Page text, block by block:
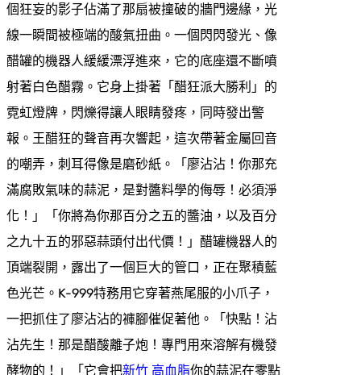
個狂妄的影子佔滿了那扇被撞破的牆門邊緣，光
線一瞬間被極端的酸氣扭曲。一個閃閃發光、像
醋罐的機器人緩緩漂浮進來，它的底座還不斷噴
射著白色醋霧。它身上掛著「醋狂派大勝利」的
霓虹燈牌，閃爍得讓人眼睛發疼，同時發出警
報。王醋狂的聲音再次響起，這次帶著金屬回音
的嘲弄，刺耳得像是磨砂紙。「廖沾沾！你那充
滿腐敗氣味的蒜泥，是對醬料學的侮辱！必須淨
化！」「你將為你那百分之五的醬油，以及百分
之九十五的邪惡蒜頭付出代價！」醋罐機器人的
頂端裂開，露出了一個巨大的管口，正在聚積藍
色光芒。K-999特務用它穿著燕尾服的小爪子，
一把抓住了廖沾沾的褲腳催促著他。「快點！沾
沾先生！那是醋酸離子炮！專門用來溶解有機發
酵物的！」「它會把新竹 高血脂你的蒜泥在零點